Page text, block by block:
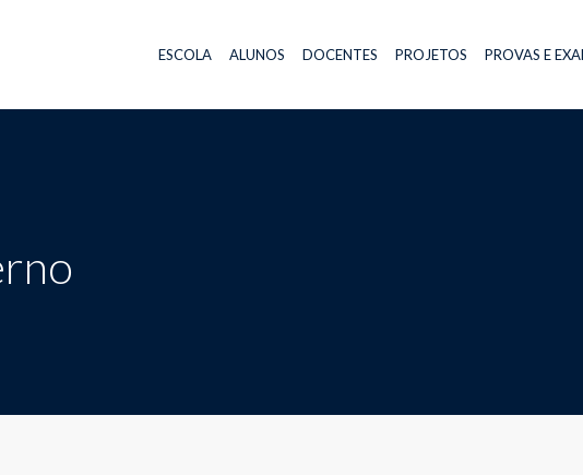
ESCOLA ALUNOS DOCENTES PROJETOS PROVAS E